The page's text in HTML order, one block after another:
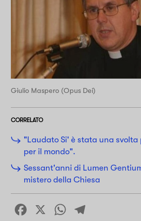
Giulio Maspero (Opus Dei)
CORRELATO
"Laudato Si' è stata una svolta
per il mondo".
Sessant'anni di Lumen
mistero della Chiesa
Facebook
X WhatsApp